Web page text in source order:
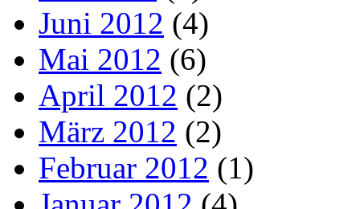
Juni 2012 (4)
Mai 2012 (6)
April 2012 (2)
März 2012 (2)
Februar 2012 (1)